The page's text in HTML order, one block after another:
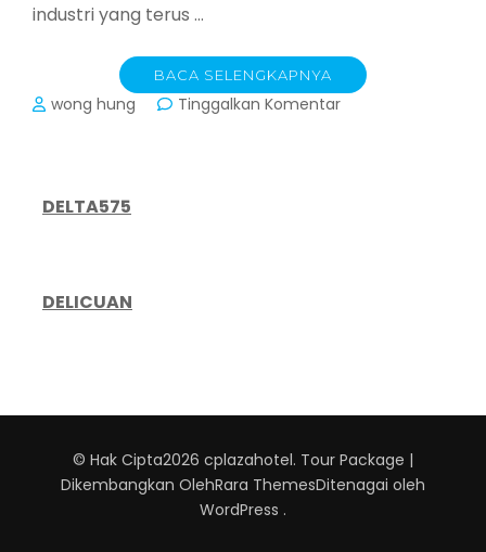
industri yang terus …
BACA SELENGKAPNYA
wong hung Tinggalkan Komentarpada
DELTA575
DELICUAN
© Hak Cipta2026 cplazahotel. Tour Package |
Dikembangkan OlehRara ThemesDitenagai oleh
WordPress .